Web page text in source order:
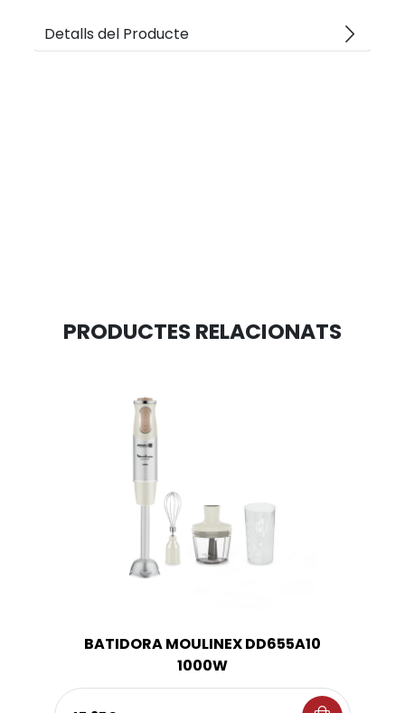
Detalls del Producte arrow_forward_ios
PRODUCTES RELACIONATS
BATIDORA MOULINEX DD655A10
1000W